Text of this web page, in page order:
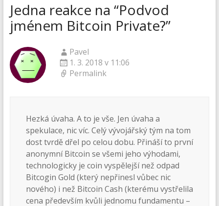
Jedna reakce na “Podvod
jménem Bitcoin Private?”
Pavel
1. 3. 2018 v 11:06
Permalink
Hezká úvaha. A to je vše. Jen úvaha a
spekulace, nic víc. Celý vývojářský tým na tom
dost tvrdě dřel po celou dobu. Přináší to první
anonymní Bitcoin se všemi jeho výhodami,
technologicky je coin vyspělejší než odpad
Bitcogin Gold (který nepřinesl vůbec nic
nového) i než Bitcoin Cash (kterému vystřelila
cena především kvůli jednomu fundamentu –